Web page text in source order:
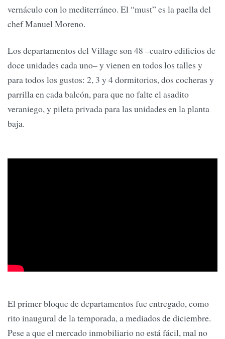
vernáculo con lo mediterráneo. El “must” es la paella del
chef Manuel Moreno.
Los departamentos del Village son 48 –cuatro edificios de
doce unidades cada uno– y vienen en todos los talles y
para todos los gustos: 2, 3 y 4 dormitorios, dos cocheras y
parrilla en cada balcón, para que no falte el asadito
veraniego, y pileta privada para las unidades en la planta
baja.
El primer bloque de departamentos fue entregado, como
rito inaugural de la temporada, a mediados de diciembre.
Pese a que el mercado inmobiliario no está fácil, mal no